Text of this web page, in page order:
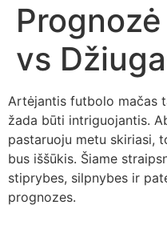
vs
Artėjantis futbolo mačas
žada būti intriguojantis.
pastaruoju metu skiriasi,
bus iššūkis. Šiame
stiprybes, silpnybes ir
prognozes.